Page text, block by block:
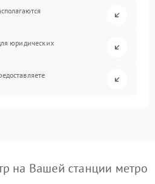
юридических
на Вашей станции метро